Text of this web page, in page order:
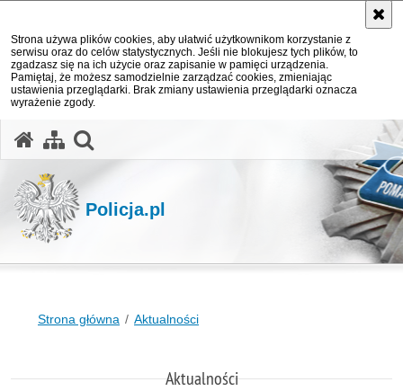
Strona używa plików cookies, aby ułatwić użytkownikom korzystanie z
serwisu oraz do celów statystycznych. Jeśli nie blokujesz tych plików, to
zgadzasz się na ich użycie oraz zapisanie w pamięci urządzenia.
Pamiętaj, że możesz samodzielnie zarządzać cookies, zmieniając
ustawienia przeglądarki. Brak zmiany ustawienia przeglądarki oznacza
wyrażenie zgody.
Policja.pl
Strona główna Aktualności
Aktualności